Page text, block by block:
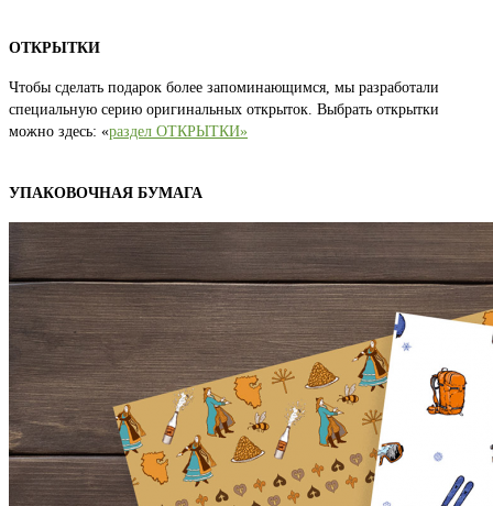
ОТКРЫТКИ
Чтобы сделать подарок более запоминающимся, мы разработали
специальную серию оригинальных открыток. Выбрать открытки
можно здесь: «раздел ОТКРЫТКИ»
УПАКОВОЧНАЯ БУМАГА